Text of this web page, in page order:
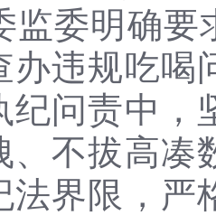
监委明确要
办违规吃喝
纪问责中，
、不拔高凑
法界限，严